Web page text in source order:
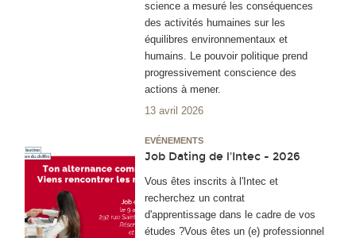
science a mesuré les conséquences
des activités humaines sur les
équilibres environnementaux et
humains. Le pouvoir politique prend
progressivement conscience des
actions à mener.
13 avril 2026
EVÉNEMENTS
Job Dating de l'Intec - 2026
Vous êtes inscrits à l'Intec et
recherchez un contrat
d'apprentissage dans le cadre de vos
études ?Vous êtes un (e) professionnel